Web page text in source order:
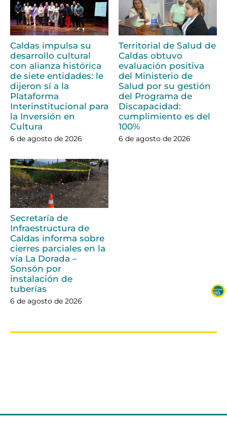
Caldas impulsa su
desarrollo cultural
con alianza histórica
de siete entidades: le
dijeron sí a la
Plataforma
Interinstitucional para
la Inversión en
Cultura
6 de agosto de 2026
Territorial de Salud de
Caldas obtuvo
evaluación positiva
del Ministerio de
Salud por su gestión
del Programa de
Discapacidad:
cumplimiento es del
100%
6 de agosto de 2026
Secretaría de
Infraestructura de
Caldas informa sobre
cierres parciales en la
vía La Dorada –
Sonsón por
instalación de
tuberías
6 de agosto de 2026